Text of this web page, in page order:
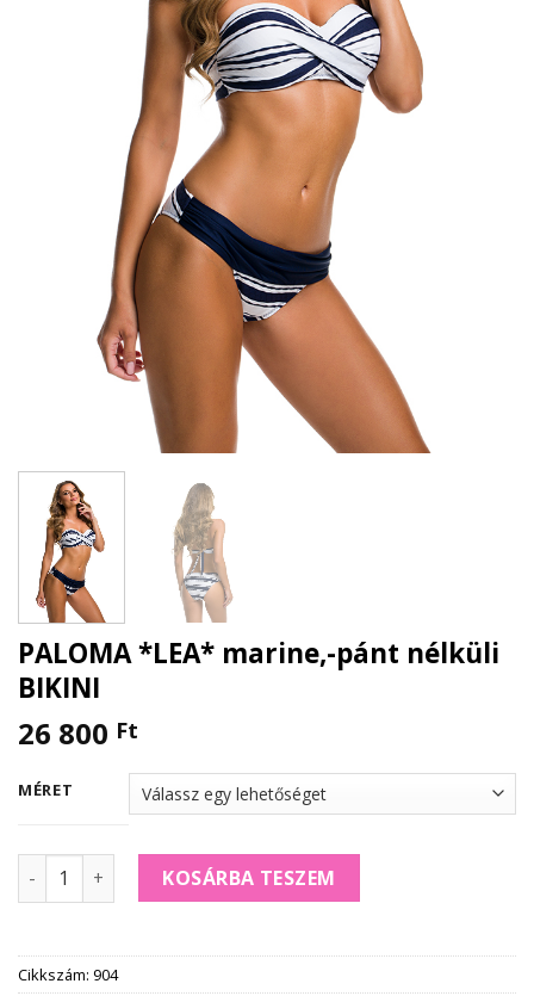
PALOMA *LEA* marine,-pánt nélküli
BIKINI
26 800 Ft
MÉRET
PALOMA *LEA* marine,-pánt nélküli BIKINI mennyiség
KOSÁRBA TESZEM
Cikkszám: 904